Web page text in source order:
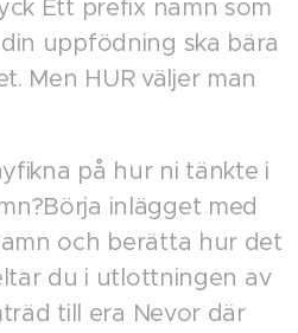
Ett prefix namn som
uppfödning ska bära
Men HUR väljer man
på hur ni tänkte i
inlägget med
och berätta hur det
du i utlottningen av
till era Nevor där